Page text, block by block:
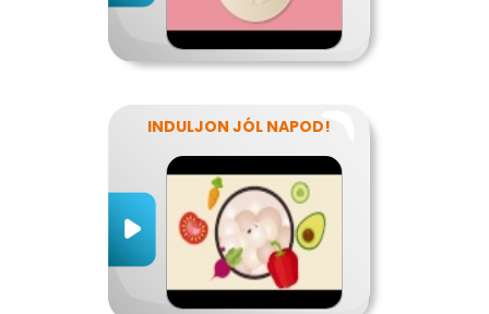
INDULJON JÓL NAPOD!